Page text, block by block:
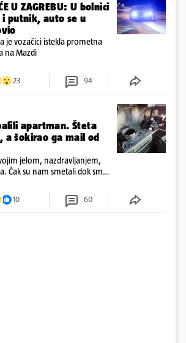
U ZAGREBU: U bolnici
i putnik, auto se u
je vozačici istekla prometna
na Mazdi
23 94
apartman. Šteta
šokirao ga mail od
jelom, nazdravljanjem,
Čak su nam smetali dok smo
10 60